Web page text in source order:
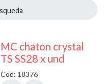
MC chaton crystal
TS SS28 x und
Cod: 18376